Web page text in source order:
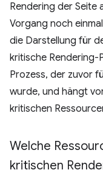
Rendering der Seite
Vorgang noch
die Darstellung für
kritische
Prozess, der zuvor
wurde, und hängt
kritischen
Welche
kritischen